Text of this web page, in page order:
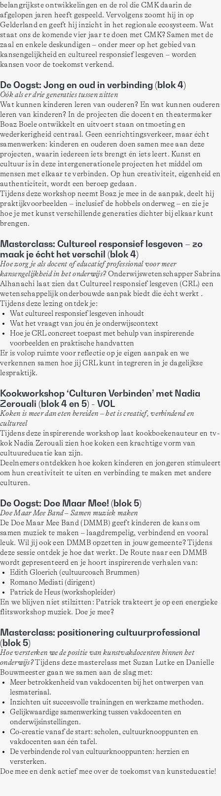
belangrijkste ontwikkelingen en de rol die CMK daarin de
afgelopen jaren heeft gespeeld. Vervolgens zoomt hij in op
Gelderland en geeft hij inzicht in het regionale ecosysteem. Wat
staat ons de komende vier jaar te doen met CMK? Samen met de
zaal en enkele deskundigen – onder meer op het gebied van
kansengelijkheid en cultureel responsief lesgeven – worden
kansen voor de toekomst verkend.
De Oogst: Jong en oud in verbinding (blok 4)
Óók als er drie generaties tussen zitten
Wat kunnen kinderen leren van ouderen? En wat kunnen ouderen
leren van kinderen? In de projecten die docent en theatermaker
Boaz Boele ontwikkelt en uitvoert staan ontmoeting en
wederkerigheid centraal. Geen eenrichtingsverkeer, maar écht
samenwerken: kinderen en ouderen doen samen mee aan deze
projecten, waarin iedereen iets brengt én iets leert. Kunst en
cultuur is in deze intergenerationele projecten het middel om
mensen met elkaar te verbinden. Op hun creativiteit, eigenheid en
authenticiteit, wordt een beroep gedaan.
Tijdens deze workshop neemt Boaz je mee in de aanpak, deelt hij
praktijkvoorbeelden – inclusief de hobbels onderweg – en zie je
hoe je met kunst verschillende generaties dichter bij elkaar kunt
brengen.
Masterclass: Cultureel responsief lesgeven – zo
maak je écht het verschil (blok 4)
Hoe zorg je als docent of educatief professional voor meer
kansengelijkheid in het onderwijs? Onderwijswetenschapper Sabrina
Alhanachi laat zien dat Cultureel responsief lesgeven (CRL) een
wetenschappelijk onderbouwde aanpak biedt die écht werkt .
Tijdens deze lezing ontdek je:
Wat cultureel responsief lesgeven inhoudt
Wat het vraagt van jou én je onderwijscontext
Hoe je CRL concreet toepast met behulp van inspirerende
voorbeelden en praktische handvatten
Er is volop ruimte voor reflectie op je eigen aanpak en we
verkennen samen hoe jij CRL kunt integreren in je dagelijkse
lespraktijk.
Kookworkshop ‘Culturen Verbinden’ met Nadia
Zerouali (blok 4 en 5) - VOL
Koken is meer dan eten bereiden – het is creatief, verbindend en
cultureel
Tijdens deze inspirerende workshop laat kookboekenauteur en tv-
kok Nadia Zerouali zien hoe koken een krachtige vorm van
cultuureducatie kan zijn.
Deelnemers ontdekken hoe koken kinderen en jongeren stimuleert
om hun creativiteit te uiten en verbinding te maken met andere
culturen.
De Oogst: Doe Maar Mee! (blok 5)
Doe Maar Mee Band – Samen muziek maken
De Doe Maar Mee Band (DMMB) geeft kinderen de kans om
samen muziek te maken – laagdrempelig, verbindend en vooral
leuk. Wil jij ook een DMMB opzetten in jouw gemeente? Tijdens
deze sessie ontdek je hoe dat werkt. De Route naar een DMMB
wordt gepresenteerd en je hoort inspirerende verhalen van:
Edith Gloerich (cultuurcoach Brummen)
Romano Mediati (dirigent)
Patrick de Heus (workshopleider)
En we blijven niet stilzitten: Patrick trakteert je op een energieke
flitsworkshop muziek. Doe je mee?
Masterclass: positionering cultuurprofessional
(blok 5)
Hoe versterken we de positie van kunstvakdocenten binnen het
onderwijs? Tijdens deze masterclass met Suzan Lutke en Danielle
Bouwmeester gaan we samen aan de slag met:
Meer betrokkenheid van vakdocenten bij het ontwerpen van
lesmateriaal.
Inzichten uit succesvolle trainingen en werkzame methoden.
Gelijkwaardige samenwerking tussen vakdocenten en
onderwijsinstellingen.
Co-creatie vanaf de start: scholen, cultuurknooppunten en
vakdocenten aan één tafel.
De verbindende rol van cultuurknooppunten: herzien en
versterken.
Doe mee en denk actief mee over de toekomst van kunsteducatie!